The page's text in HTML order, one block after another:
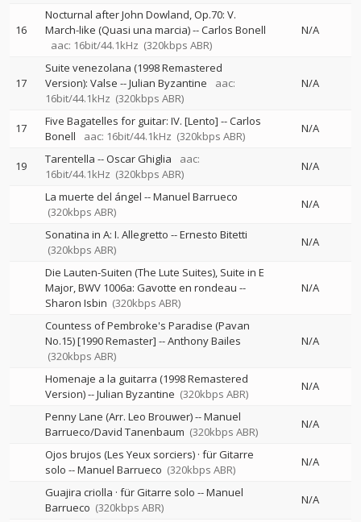
16
Nocturnal after John Dowland, Op.70: V.
March-like (Quasi una marcia)--Carlos Bonell
aac: 16bit/44.1kHz (320kbps ABR)
N/A
17
Suite venezolana (1998 Remastered
Version): Valse --Julian Byzantine
aac:
16bit/44.1kHz (320kbps ABR)
N/A
17 Five Bagatelles for guitar: IV. [Lento] --Carlos
Bonell
aac: 16bit/44.1kHz (320kbps ABR)
N/A
19 Tarentella --Oscar Ghiglia
aac:
16bit/44.1kHz (320kbps ABR)
N/A
La muerte del ángel --Manuel Barrueco
(320kbps ABR)
N/A
Sonatina in A: I. Allegretto --Ernesto Bitetti
(320kbps ABR)
N/A
Die Lauten-Suiten (The Lute Suites), Suite in E
Major, BWV 1006a: Gavotte en rondeau --
Sharon Isbin (320kbps ABR)
N/A
Countess of Pembroke's Paradise (Pavan
No.15) [1990 Remaster] --Anthony Bailes
(320kbps ABR)
N/A
Homenaje a la guitarra (1998 Remastered
Version)--Julian Byzantine (320kbps ABR)
N/A
Penny Lane (Arr. Leo Brouwer)--Manuel
Barrueco/David Tanenbaum (320kbps ABR)
N/A
Ojos brujos (Les Yeux sorciers) · für Gitarre
solo --Manuel Barrueco (320kbps ABR)
N/A
Guajira criolla · für Gitarre solo --Manuel
Barrueco (320kbps ABR)
N/A